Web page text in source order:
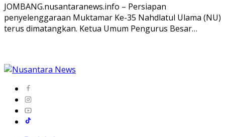
JOMBANG.nusantaranews.info – Persiapan
penyelenggaraan Muktamar Ke-35 Nahdlatul Ulama (NU)
terus dimatangkan. Ketua Umum Pengurus Besar…